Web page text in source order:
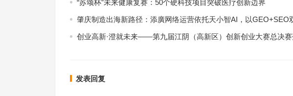
“苏颂杯”未来健康复赛：50个硬科技项目突破医疗创新边界
肇庆制造出海新路径：添廣网络运营依托天小智AI，以GEO+SEO
创业高新·澄就未来——第九届江阴（高新区）创新创业大赛总决赛
发表回复